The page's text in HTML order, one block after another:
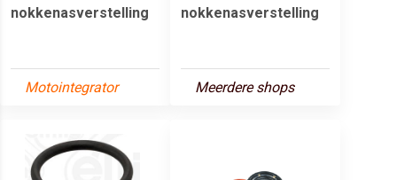
nokkenasverstelling
Motointegrator
nokkenasverstelling
Meerdere shops